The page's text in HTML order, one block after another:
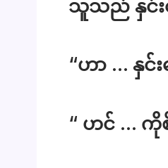
သူသည် နှင်
“ဟာ … နှင်း
“ ဟင် …